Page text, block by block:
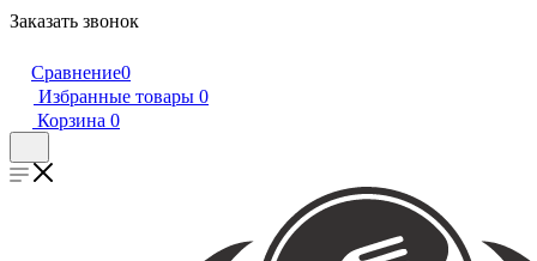
Заказать звонок
Сравнение0
Избранные товары 0
Корзина 0